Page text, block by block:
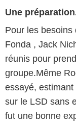
Une
Pour les besoins
Fonda , Jack
réunis pour
groupe.Même
essayé,
sur le LSD sans
fut une bonne